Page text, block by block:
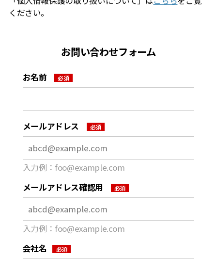
ください。
お問い合わせフォーム
お名前
メールアドレス
⼊⼒例：foo@example.com
メールアドレス確認用
⼊⼒例：foo@example.com
会社名